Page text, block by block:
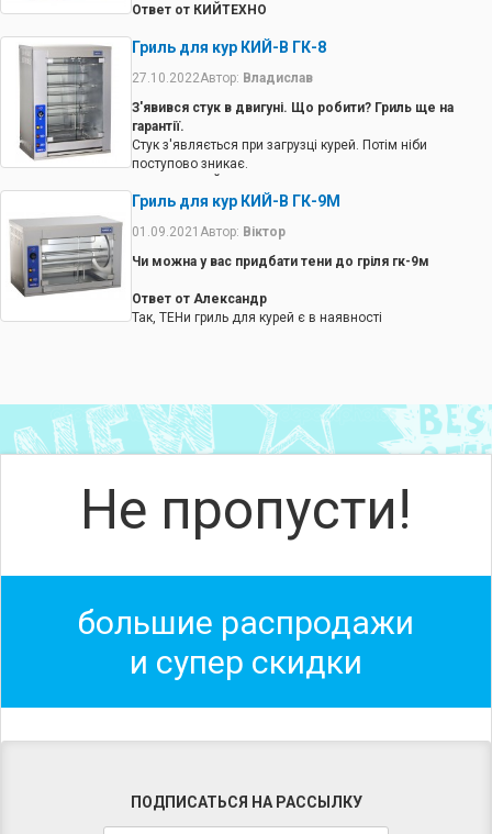
Ответ от КИЙТЕХНО
стінкою зі скла 2. Спосіб обертання. у моделі ГК6М
центральної осі. модель ГК6 тільки довкола своєї осі.
Гриль для кур КИЙ-В ГК-8
27.10.2022Автор: Владислав
З'явився стук в двигуні. Що робити? Гриль ще на
гарантії.
Стук з'являється при загрузці курей. Потім ніби
поступово зникає.
Вага курки має бути до 1,8 кг. Розміщуйте курей на
Гриль для кур КИЙ-В ГК-9М
01.09.2021 Автор: Віктор
Чи можна у вас придбати тени до гріля гк-9м
Ответ от Александр
Так, ТЕНи гриль для курей є в наявності
Не пропусти!
большие распродажи
и супер скидки
ПОДПИСАТЬСЯ НА РАССЫЛКУ